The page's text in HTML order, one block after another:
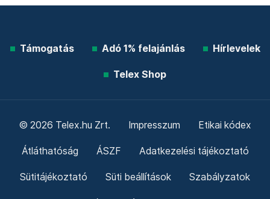
Támogatás Adó 1% felajánlás Hírlevelek
Telex Shop
© 2026 Telex.hu Zrt. Impresszum Etikai kódex
Átláthatóság ÁSZF Adatkezelési tájékoztató
Sütitájékoztató Süti beállítások Szabályzatok